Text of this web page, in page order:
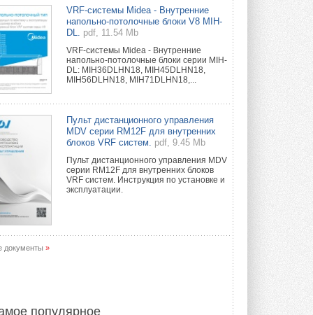
Краска для окон: как выбрать
состав, который не
растрескается после первой
зимы
Частые вопросы о краске для окон ...
30 ИЮЛЯ 2026
новую серию консольных
Усовершенствованная гидравлика
помогает снизить энергопотребление ...
30 ИЮЛЯ 2026
Группа «Теплолюкс» открыла
новую производственную
площадку
29 ИЮЛЯ 2026
VRF-системы Midea - Внутренние
напольно-потолочные блоки V8 MIH-
DL.
pdf, 11.54 Mb
VRF-системы Midea - Внутренние
напольно-потолочные блоки серии MIH-
DL: MIH36DLHN18, MIH45DLHN18,
MIH56DLHN18, MIH71DLHN18,...
Пульт дистанционного управления
MDV серии RM12F для внутренних
блоков VRF систем.
pdf, 9.45 Mb
Пульт дистанционного управления MDV
серии RM12F для внутренних блоков
VRF систем. Инструкция по установке и
эксплуатации.
документы »
популярное